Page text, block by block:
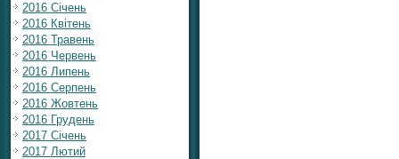
2016 Січень
2016 Квітень
2016 Травень
2016 Червень
2016 Липень
2016 Серпень
2016 Жовтень
2016 Грудень
2017 Січень
2017 Лютий